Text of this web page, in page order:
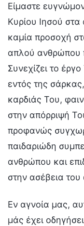
Είμαστε
Κυρίου Ιησού
καμία προσοχή
απλού ανθρώπου
Συνεχίζει το
εντός της
καρδιάς Του,
στην απόρριψή
προφανώς
παιδαριώδη
ανθρώπου και
στην ασέβεια
Εν αγνοία μας,
μάς έχει